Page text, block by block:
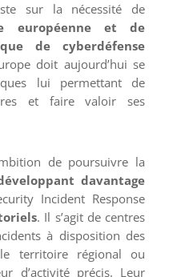
sur la nécessité de
européenne et de
de cyberdéfense
doit aujourd’hui se
lui permettant de
et faire valoir ses
de poursuivre la
davantage
Incident Response
. Il s’agit de centres
à disposition des
territoire régional ou
d’activité précis. Leur